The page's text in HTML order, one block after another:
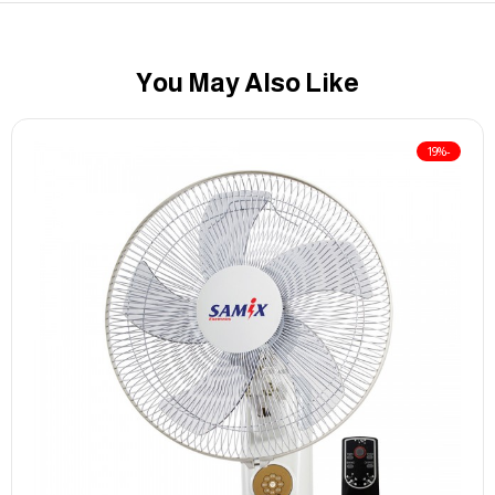
You May Also Like
-19%